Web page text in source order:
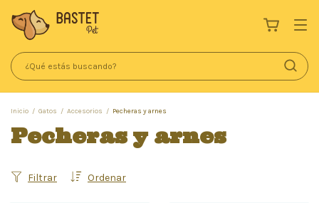
Inicio / Gatos / Accesorios / Pecheras y arnes
Pecheras y arnes
Ordenar
Filtrar